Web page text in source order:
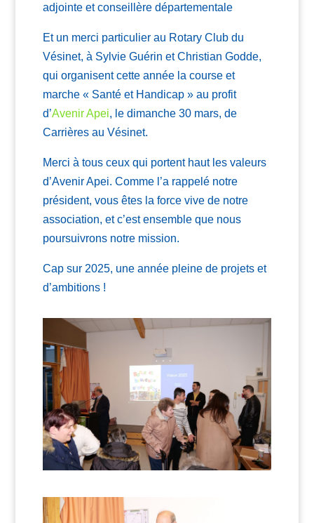
adjointe et conseillère départementale
Et un merci particulier au Rotary Club du
Vésinet, à Sylvie Guérin et Christian Godde,
qui organisent cette année la course et
marche « Santé et Handicap » au profit
d’Avenir Apei, le dimanche 30 mars, de
Carrières au Vésinet.
Merci à tous ceux qui portent haut les valeurs
d’Avenir Apei. Comme l’a rappelé notre
président, vous êtes la force vive de notre
association, et c’est ensemble que nous
poursuivrons notre mission.
Cap sur 2025, une année pleine de projets et
d’ambitions !